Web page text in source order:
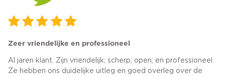
Zeer vriendelijke en professioneel
Al jaren klant. Zijn vriendelijk; scherp; open; en professioneel.
Ze hebben ons duidelijke uitleg en goed overleg over de